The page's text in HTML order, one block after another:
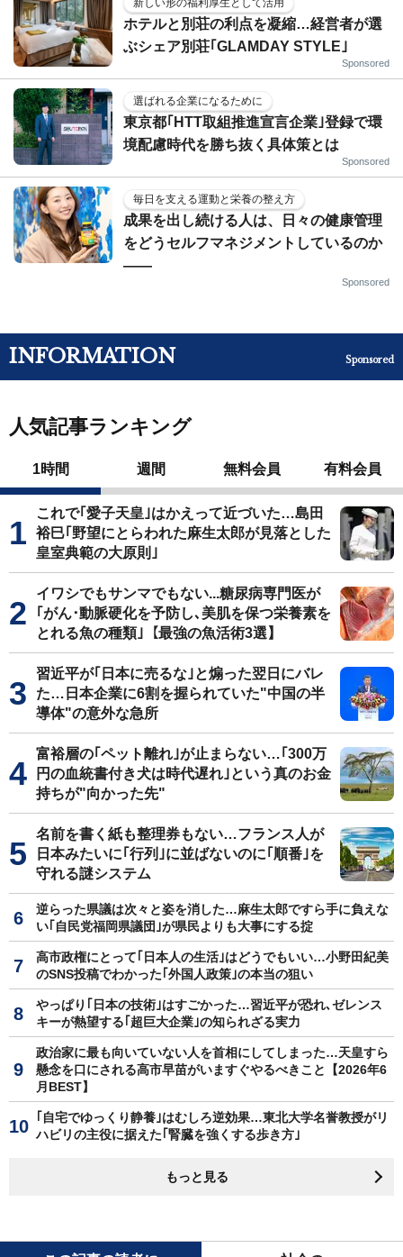
ホテルと別荘の利点を凝縮…経営者が選
ぶシェア別荘｢GLAMDAY STYLE｣
Sponsored
選ばれる企業になるために
東京都｢HTT取組推進宣言企業｣登録で環
境配慮時代を勝ち抜く具体策とは
Sponsored
毎日を支える運動と栄養の整え方
成果を出し続ける人は、日々の健康管理
をどうセルフマネジメントしているのか
——
Sponsored
INFORMATION Sponsored
人気記事ランキング
1時間 週間 無料会員 有料会員
これで｢愛子天皇｣はかえって近づいた…島田
裕巳｢野望にとらわれた麻生太郎が見落とした
皇室典範の大原則｣
イワシでもサンマでもない...糖尿病専門医が
｢がん･動脈硬化を予防し､美肌を保つ栄養素を
とれる魚の種類｣【最強の魚活術3選】
習近平が｢日本に売るな｣と煽った翌日にバレ
た…日本企業に6割を握られていた"中国の半
導体"の意外な急所
富裕層の｢ペット離れ｣が止まらない…｢300万
円の血統書付き犬は時代遅れ｣という真のお金
持ちが"向かった先"
名前を書く紙も整理券もない…フランス人が
日本みたいに｢行列｣に並ばないのに｢順番｣を
守れる謎システム
逆らった県議は次々と姿を消した…麻生太郎ですら手に負えな
い｢自民党福岡県議団｣が県民よりも大事にする掟
高市政権にとって｢日本人の生活｣はどうでもいい…小野田紀美
のSNS投稿でわかった｢外国人政策｣の本当の狙い
やっぱり｢日本の技術｣はすごかった…習近平が恐れ､ゼレンス
キーが熱望する｢超巨大企業｣の知られざる実力
政治家に最も向いていない人を首相にしてしまった…天皇すら
懸念を口にされる高市早苗がいますぐやるべきこと【2026年6
月BEST】
｢自宅でゆっくり静養｣はむしろ逆効果…東北大学名誉教授がリ
ハビリの主役に据えた｢腎臓を強くする歩き方｣
もっと見る